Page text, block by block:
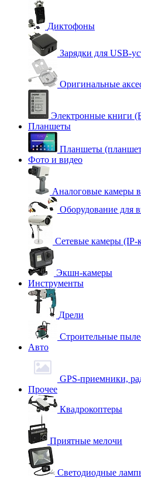
Диктофоны
Зарядки для USB-
Оригинальные
Электронные книги
Планшеты
Планшеты
Фото и видео
Аналоговые камеры
Оборудование для
Сетевые камеры (IP-
Экшн-камеры
Инструменты
Дрели
Строительные
Авто
GPS-приемники,
Прочее
Квадрокоптеры
Приятные мелочи
Светодиодные